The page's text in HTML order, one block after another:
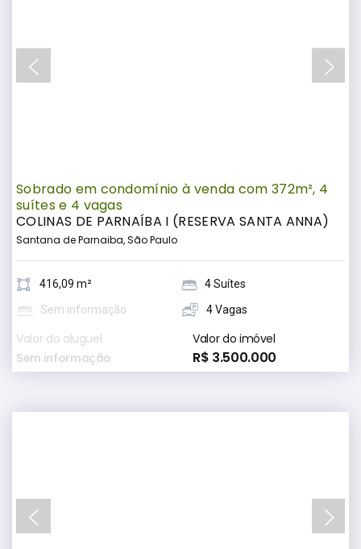
Sobrado em condomínio à venda com 372m², 4
suítes e 4 vagas
COLINAS DE PARNAÍBA I (RESERVA SANTA ANNA)
Santana de Parnaiba, São Paulo
416,09 m²
4 Suítes
Sem informação
4 Vagas
Valor do aluguel
Sem informação
Valor do imóvel
R$ 3.500.000